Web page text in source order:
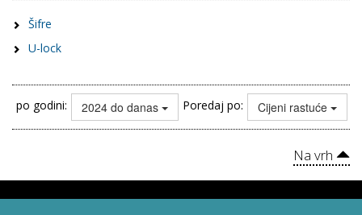
Šifre
U-lock
po godini: 2024 do danas Poredaj po: Cijeni rastuće
Na vrh